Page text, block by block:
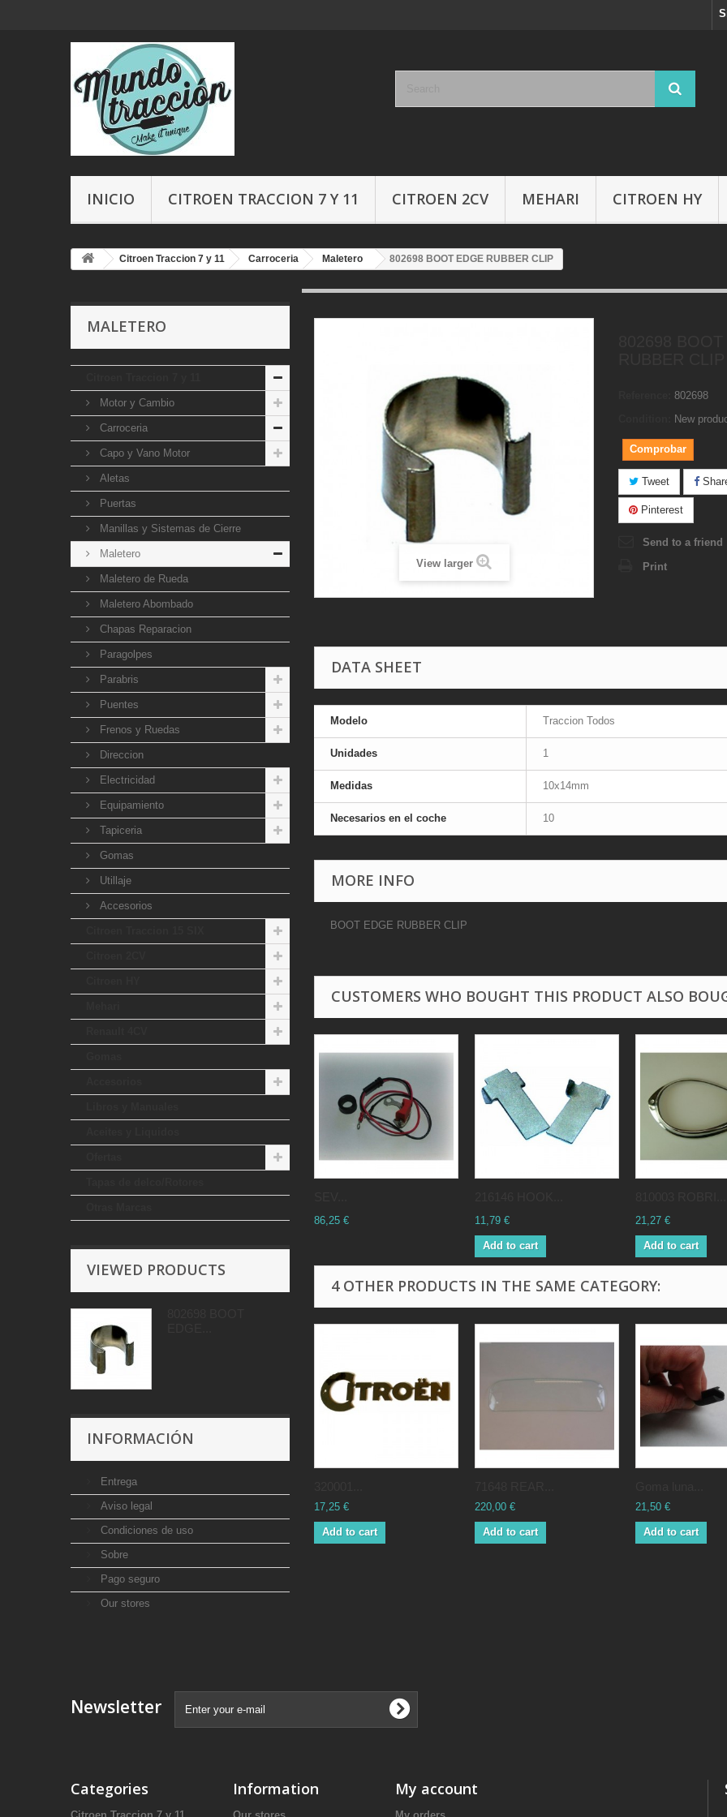
INICIO CITROEN TRACCION 7 Y 11 CITROEN 2CV MEHARI CITROEN HY
Citroen Traccion 7 y 11 Carroceria Maletero 802698 BOOT EDGE RUBBER CLIP
MALETERO
Motor y Cambio
Carroceria
Capo y Vano Motor
Aletas
Puertas
Manillas y Sistemas de Cierre
Maletero
Maletero de Rueda
Maletero Abombado
Chapas Reparacion
Paragolpes
Parabris
Puentes
Frenos y Ruedas
Direccion
Electricidad
Equipamiento
Tapiceria
Gomas
Utillaje
Accesorios
VIEWED PRODUCTS
INFORMACIÓN
Entrega
Aviso legal
Condiciones de uso
Sobre
Pago seguro
Our stores
View larger
802698
New
Comprobar
Tweet
Pinterest
Send to a friend
Print
DATA SHEET
Modelo Traccion Todos
Unidades 1
Medidas 10x14mm
Necesarios en el coche 10
MORE INFO
BOOT EDGE RUBBER CLIP
CUSTOMERS WHO BOUGHT THIS PRODUCT ALSO
86,25 € 11,79 €
Add to cart
21,27 €
Add to cart
4 OTHER PRODUCTS IN THE SAME CATEGORY:
17,25 €
Add to cart
220,00 €
Add to cart
21,50 €
Add to cart
Newsletter
Categories Information My account